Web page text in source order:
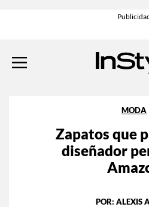
MODA
Zapatos que
diseñador
POR: ALEXIS